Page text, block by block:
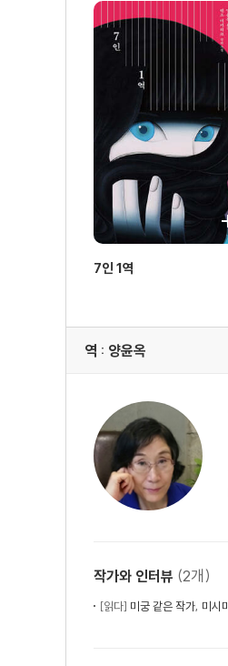
7인 1역
역 : 양윤옥
작가와 인터뷰 (2개)
[읽다] 미궁 같은 작가, 미시